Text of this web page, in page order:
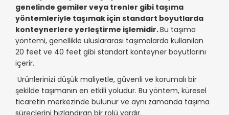
genelinde gemiler veya trenler gibi taşıma
yöntemleriyle taşımak için standart boyutlarda
konteynerlere yerleştirme işlemidir.Bu taşıma
yöntemi, genellikle uluslararası taşımalarda kullanılan
20 feet ve 40 feet gibi standart konteyner boyutlarını
içerir.
Ürünlerinizi düşük maliyetle, güvenli ve korumalı bir
şekilde taşımanın en etkili yoludur. Bu yöntem, küresel
ticaretin merkezinde bulunur ve aynı zamanda taşıma